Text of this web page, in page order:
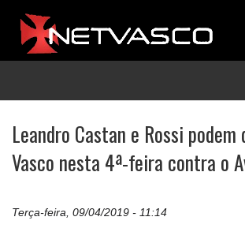
Leandro Castan e Rossi
Vasco nesta 4ª-feira contra o
Terça-feira, 09/04/2019 - 11:14